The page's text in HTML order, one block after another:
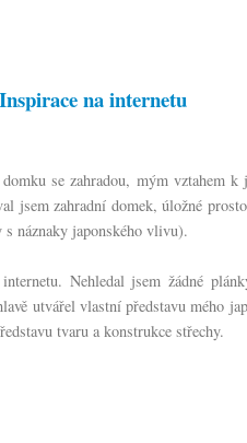
na internetu
se zahradou, mým vztahem
jsem zahradní domek, úložné
s náznaky japonského vlivu).
Nehledal jsem žádné
utvářel vlastní představu mého
tvaru a konstrukce střechy.